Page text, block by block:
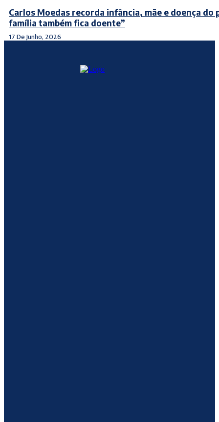
Carlos Moedas recorda infância, mãe e doença do
família também fica doente”
17 De Junho, 2026